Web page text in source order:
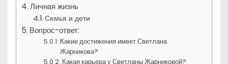
Личная жизнь
Семья и дети
Вопрос-ответ:
Какие достижения имеет Светлана
Жарникова?
Какая карьера у Светланы Жарниковой?